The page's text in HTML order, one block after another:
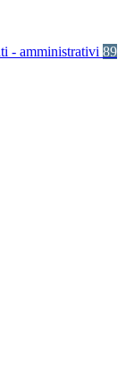
- amministrativi 89